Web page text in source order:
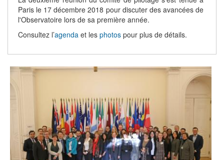
Paris le 17 décembre 2018 pour discuter des avancées de
l'Observatoire lors de sa première année.
Consultez l’agenda et les photos pour plus de détails.